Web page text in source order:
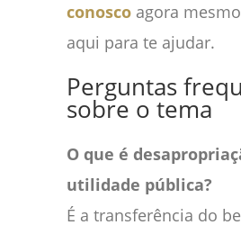
conosco agora
aqui para te ajudar.
Perguntas
sobre o tema
O que é
utilidade pública?
É a transferência do